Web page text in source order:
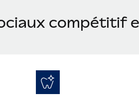
compétitif